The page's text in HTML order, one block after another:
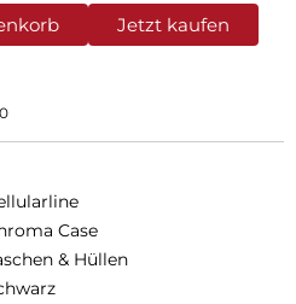
Jetzt kaufen
Case
& Hüllen